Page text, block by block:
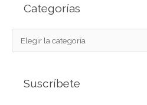
Categorías
a
Suscríbete